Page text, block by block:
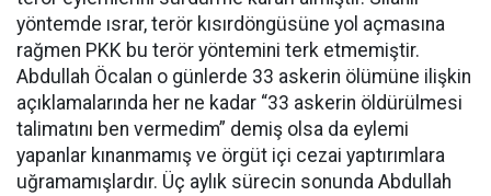
yöntemde ısrar, terör kısırdöngüsüne yol açmasına
rağmen PKK bu terör yöntemini terk etmemiştir.
Abdullah Öcalan o günlerde 33 askerin ölümüne ilişkin
açıklamalarında her ne kadar “33 askerin öldürülmesi
talimatını ben vermedim” demiş olsa da eylemi
yapanlar kınanmamış ve örgüt içi cezai yaptırımlara
uğramamışlardır. Üç aylık sürecin sonunda Abdullah